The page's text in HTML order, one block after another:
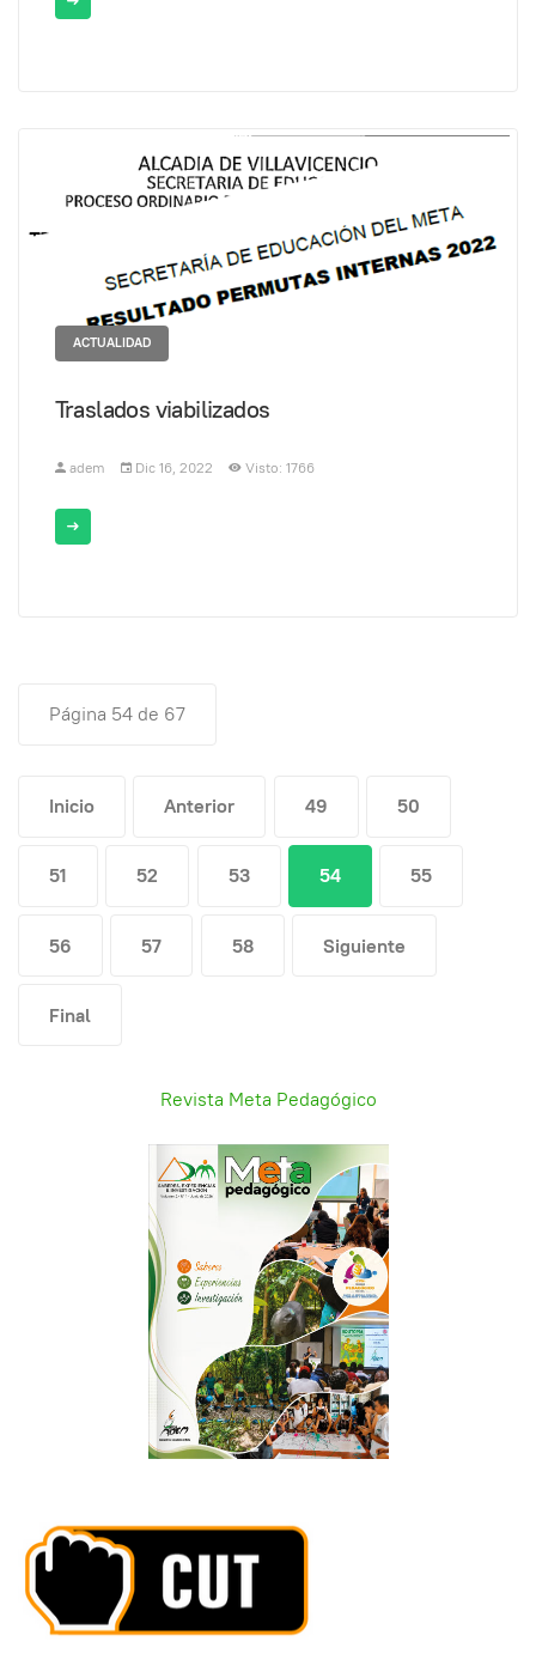
ACTUALIDAD
Traslados viabilizados
adem Dic 16, 2022 Visto: 1766
Página 54 de 67
Inicio Anterior 49 50
51 52 53 54 55
56 57 58 Siguiente
Final
Revista Meta Pedagógico